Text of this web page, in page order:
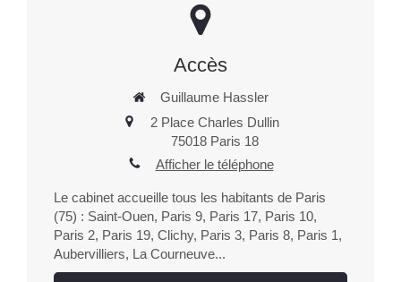
Accès
Guillaume Hassler
2 Place Charles Dullin
75018 Paris 18
Afficher le téléphone
Le cabinet accueille tous les habitants de Paris
(75) : Saint-Ouen, Paris 9, Paris 17, Paris 10,
Paris 2, Paris 19, Clichy, Paris 3, Paris 8, Paris 1,
Aubervilliers, La Courneuve...